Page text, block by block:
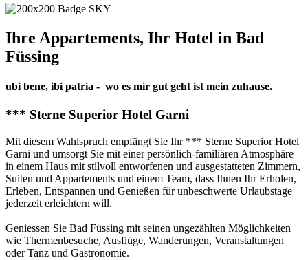
Ihre Appartements, Ihr Hotel in Bad
Füssing
ubi bene, ibi patria - wo es mir gut geht ist mein zuhause.
*** Sterne Superior Hotel Garni
Mit diesem Wahlspruch empfängt Sie Ihr *** Sterne Superior Hotel
Garni und umsorgt Sie mit einer persönlich-familiären Atmosphäre
in einem Haus mit stilvoll entworfenen und ausgestatteten Zimmern,
Suiten und Appartements und einem Team, dass Ihnen Ihr Erholen,
Erleben, Entspannen und Genießen für unbeschwerte Urlaubstage
jederzeit erleichtern will.
Geniessen Sie Bad Füssing mit seinen ungezählten Möglichkeiten
wie Thermenbesuche, Ausflüge, Wanderungen, Veranstaltungen
oder Tanz und Gastronomie.